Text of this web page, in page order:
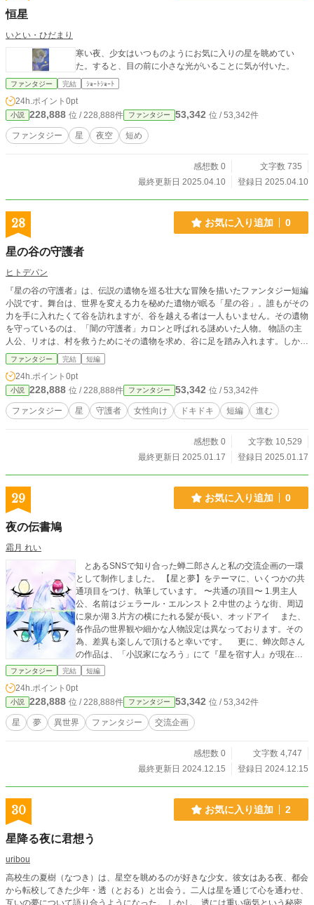
恒星
いとい・ひだまり
寒い夜、少女はいつものようにお気に入りの星を眺めてい
た。すると、目の前に小さな光がいることに気が付いた。
ファンタジー 完結 ｼｮｰﾄｼｮｰﾄ
24h.ポイント 0pt
小説 228,888 位 / 228,888件 ファンタジー 53,342 位 / 53,342件
ファンタジー 星 夜空 短め
感想数 0
文字数 735
最終更新日 2025.04.10
登録日 2025.04.10
28 お気に入り追加 0
星の谷の守護者
ヒトデパン
『星の谷の守護者』は、伝説の遺物を巡る壮大な冒険を描いたファンタジー短編
小説です。舞台は、世界を変える力を秘めた遺物が眠る「星の谷」。誰もがその
力を手に入れたくて谷を訪れますが、谷を越える者は一人もいません。その遺物
を守っているのは、「闇の守護者」カロンと呼ばれる謎めいた人物。 物語の主
人公、リオは、村を救うためにその遺物を求め、谷に足を踏み入れます。しか
し、遺物に辿り着くためには試練を乗り越えなければならないという。最初に待
ち受けていたのは、リオ自身の恐れや欲望が具現化した「幻影の森」。そこで彼
はどんな恐怖と向き合い、どんな決断を下すのか？ 試練を通じて、リオの内面
が大きく変わり、彼の成長と決意が描かれる本作。彼が遺物を手に入れ、世界に
どんな影響を与えるのか、物語の行く先に隠された秘密とは？リオの冒険の行方
に、あなたもきっと心を奪われるでしょう。
ファンタジー 完結 短編
24h.ポイント 0pt
小説 228,888 位 / 228,888件 ファンタジー 53,342 位 / 53,342件
ファンタジー 星 守護者 女性向け ドキドキ 短編 進む
感想数 0
文字数 10,529
最終更新日 2025.01.17
登録日 2025.01.17
29 お気に入り追加 0
夜の伝書鳩
霜月 れい
とあるSNSで知り合った蝉二郎さんと私の交流企画の一環
として制作しました。 【星と夢】をテーマに、いくつかの共
通項目をつけ、執筆しています。 〜共通の項目〜 1.男主人
公、名前はジェラール・エルンスト 2.中世のような街、周辺
に泉か湖 3.片方の横にたれる髪が長い、オッドアイ また、
各作品の世界観や細かな人物設定は異なっております。その
為、差異も楽しんで頂けると幸いです。 更に、蝉次郎さん
の作品は、「小説家になろう」にて『星を宿す人』が現在連
載されております。ぜひ、なろうにもお越しください。 〜夜
らは2人で1人の存在。 数100年に一度ずつ現れ、消えてい
く。そんな彼らが、現れると在世に必ずナニカが起こる。そ
れは厄や奇跡…と言ったものであり、避ける事は出来ない。
はたして、この子達に何が起こるのやら…。なあ、ジェラー
ファンタジー 完結 短編
24h.ポイント 0pt
小説 228,888 位 / 228,888件 ファンタジー 53,342 位 / 53,342件
星 夢 異世界 ファンタジー 交流企画
感想数 0
文字数 4,747
最終更新日 2024.12.15
登録日 2024.12.15
30 お気に入り追加 2
星降る夜に君想う
uribou
高校生の夏樹（なつき）は、星空を眺めるのが好きな少女。彼女はある夜、都会
から転校してきた少年・透（とおる）と出会う。二人は星を通じて心を通わせ、
互いの夢について語り合うようになった。 しかし、透には重い病気という秘密